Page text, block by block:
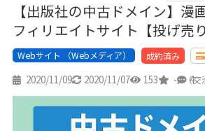
【出版社の中古ドメイン】漫
フィリエイトサイト【投げ売り
Webサイト （Webメディア） 成約済み
2020/11/09 2020/11/07 153 - 4
（交